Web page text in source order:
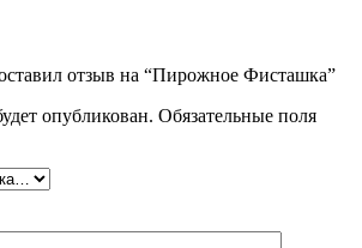
отзыв на “Пирожное Фисташка”
опубликован. Обязательные поля